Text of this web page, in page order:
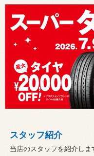
スタッフ紹介
当店のスタッフを紹介し